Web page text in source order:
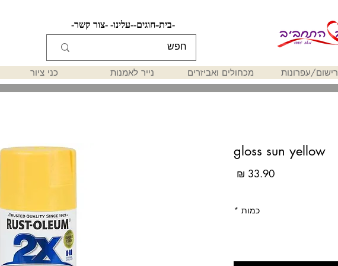
-צור קשר- -עלינו- -חוגים- -בית-
רישום/עפרונות מכחולים ואביזרים נייר לאמנות כני ציור
gloss sun yellow
כמות *